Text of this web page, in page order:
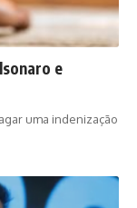
e
uma indenização